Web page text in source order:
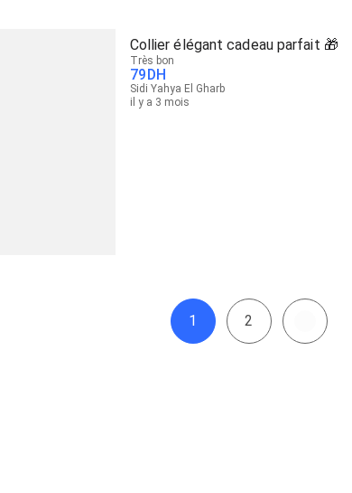
Collier élégant cadeau parfait 🎁
Très bon
79DH
Sidi Yahya El Gharb
il y a 3 mois
1 2